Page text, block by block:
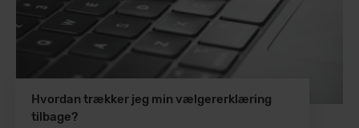
Hvordan trækker jeg min vælgererklæring
tilbage?